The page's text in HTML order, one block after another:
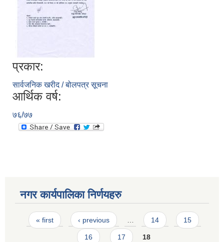
प्रकार:
सार्वजनिक खरीद / बोलपत्र सूचना
आर्थिक वर्ष:
७६/७७
नगर कार्यपालिका निर्णयहरु
Pages
« first ‹ previous … 14 15
16 17 18